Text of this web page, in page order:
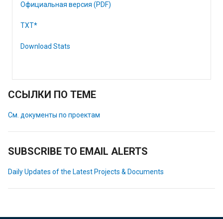
Официальная версия (PDF)
TXT*
Download Stats
ССЫЛКИ ПО ТЕМЕ
См. документы по проектам
SUBSCRIBE TO EMAIL ALERTS
Daily Updates of the Latest Projects & Documents